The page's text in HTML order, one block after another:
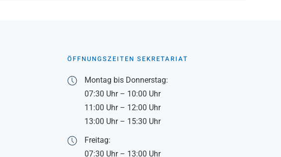
ÖFFNUNGSZEITEN SEKRETARIAT
Montag bis Donnerstag:
07:30 Uhr – 10:00 Uhr
11:00 Uhr – 12:00 Uhr
13:00 Uhr – 15:30 Uhr
Freitag:
07:30 Uhr – 13:00 Uhr